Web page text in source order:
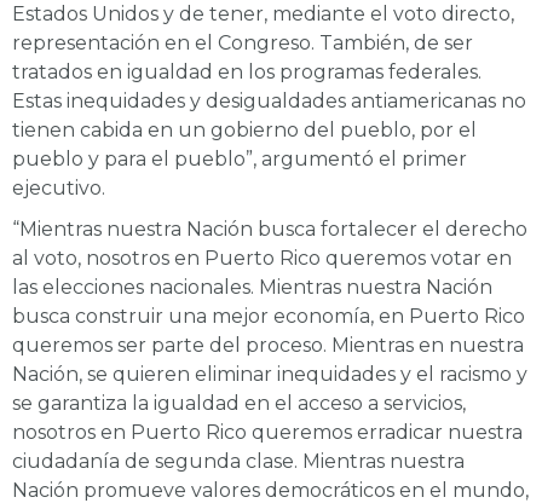
Estados Unidos y de tener, mediante el voto directo,
representación en el Congreso. También, de ser
tratados en igualdad en los programas federales.
Estas inequidades y desigualdades antiamericanas no
tienen cabida en un gobierno del pueblo, por el
pueblo y para el pueblo”, argumentó el primer
ejecutivo.
“Mientras nuestra Nación busca fortalecer el derecho
al voto, nosotros en Puerto Rico queremos votar en
las elecciones nacionales. Mientras nuestra Nación
busca construir una mejor economía, en Puerto Rico
queremos ser parte del proceso. Mientras en nuestra
Nación, se quieren eliminar inequidades y el racismo y
se garantiza la igualdad en el acceso a servicios,
nosotros en Puerto Rico queremos erradicar nuestra
ciudadanía de segunda clase. Mientras nuestra
Nación promueve valores democráticos en el mundo,